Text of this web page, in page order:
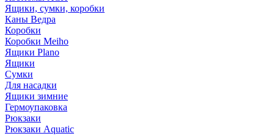
Ящики, сумки, коробки
Каны Ведра
Коробки
Коробки Meiho
Ящики Plano
Ящики
Сумки
Для насадки
Ящики зимние
Гермоупаковка
Рюкзаки
Рюкзаки Aquatic